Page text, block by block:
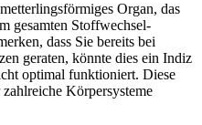
Organ, das
gesamten Stoffwechsel-
dass Sie bereits bei
geraten, könnte dies ein Indiz
optimal funktioniert. Diese‍
Körpersysteme